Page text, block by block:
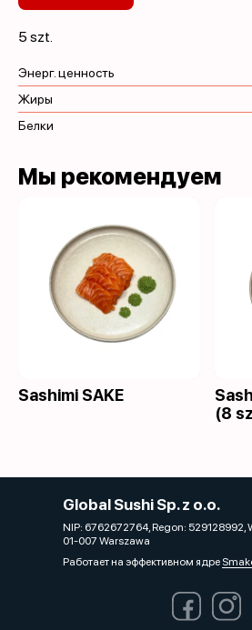
5 szt.
Энерг. ценность
Жиры
Белки
Мы рекомендуем
Sashimi SAKE
(8
Global Sushi Sp. z o.o.
NIP: 6762672764, Regon: 529128992,
01-007 Warszawa
Работает на эффективном ядре